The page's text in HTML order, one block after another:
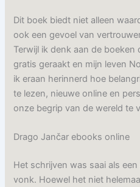
Dit boek biedt niet alleen
ook een gevoel van
Terwijl ik denk aan de
gratis geraakt en mijn leven
ik eraan herinnerd hoe
te lezen, nieuwe online en
onze begrip van de wereld te
Drago Jančar ebooks online
Het schrijven was saai als
vonk. Hoewel het niet